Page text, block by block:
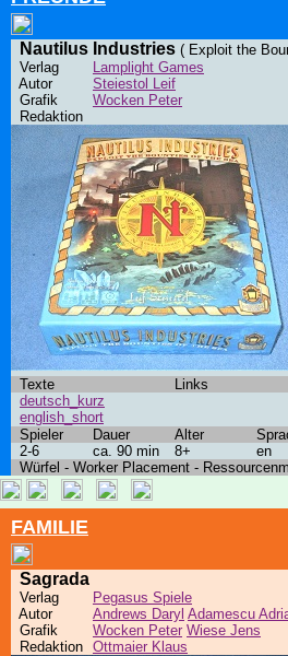
Nautilus Industries ( Exploit the
Verlag
Lamplight Games
Autor
Steiestol Leif
Grafik
Wocken Peter
Redaktion
Texte Links
deutsch_kurz
english_short
Spieler
Dauer Alter
2-6
ca. 90 min 8+ en
Würfel - Worker Placement -
FAMILIE
Sagrada
Verlag
Pegasus Spiele
Autor
Andrews Daryl Adamescu
Grafik
Wocken Peter Wiese Jens
Redaktion Ottmaier Klaus